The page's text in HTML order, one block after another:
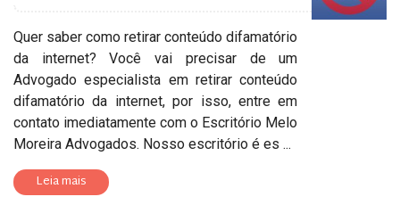
Quer saber como retirar conteúdo difamatório
da internet? Você vai precisar de um
Advogado especialista em retirar conteúdo
difamatório da internet, por isso, entre em
contato imediatamente com o Escritório Melo
Moreira Advogados. Nosso escritório é es ...
Leia mais